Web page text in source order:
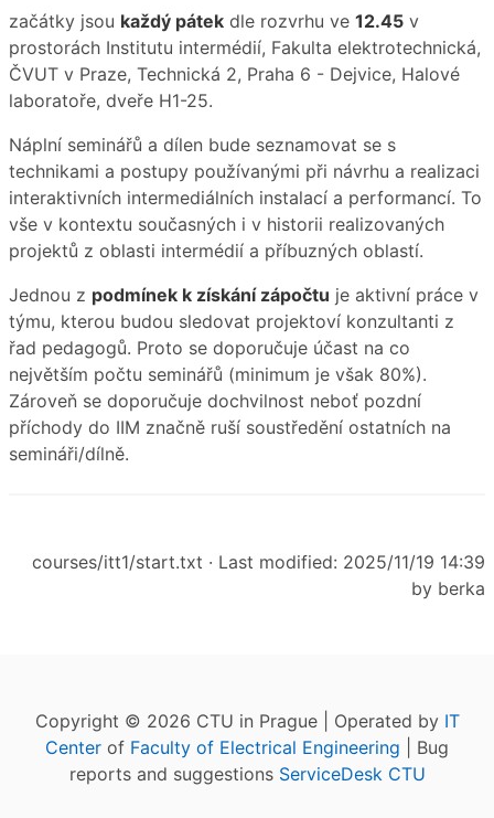
začátky jsou každý pátek dle rozvrhu ve 12.45 v
prostorách Institutu intermédií, Fakulta elektrotechnická,
ČVUT v Praze, Technická 2, Praha 6 - Dejvice, Halové
laboratoře, dveře H1-25.
Náplní seminářů a dílen bude seznamovat se s
technikami a postupy používanými při návrhu a realizaci
interaktivních intermediálních instalací a performancí. To
vše v kontextu současných i v historii realizovaných
projektů z oblasti intermédií a příbuzných oblastí.
Jednou z podmínek k získání zápočtu je aktivní práce v
týmu, kterou budou sledovat projektoví konzultanti z
řad pedagogů. Proto se doporučuje účast na co
největším počtu seminářů (minimum je však 80%).
Zároveň se doporučuje dochvilnost neboť pozdní
příchody do IIM značně ruší soustředění ostatních na
semináři/dílně.
courses/itt1/start.txt · Last modified: 2025/11/19 14:39
by berka
Copyright © 2026 CTU in Prague | Operated by IT
Center of Faculty of Electrical Engineering | Bug
reports and suggestions ServiceDesk CTU